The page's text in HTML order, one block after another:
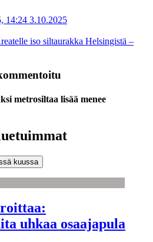
14:24 3.10.2025
iso siltaurakka Helsingistä –
metrosiltaa lisää menee
kuussa
uhkaa osaajapula